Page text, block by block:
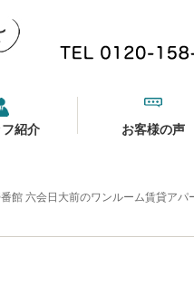
紹介 お客様の声
館 六会日大前のワンルーム賃貸アパ